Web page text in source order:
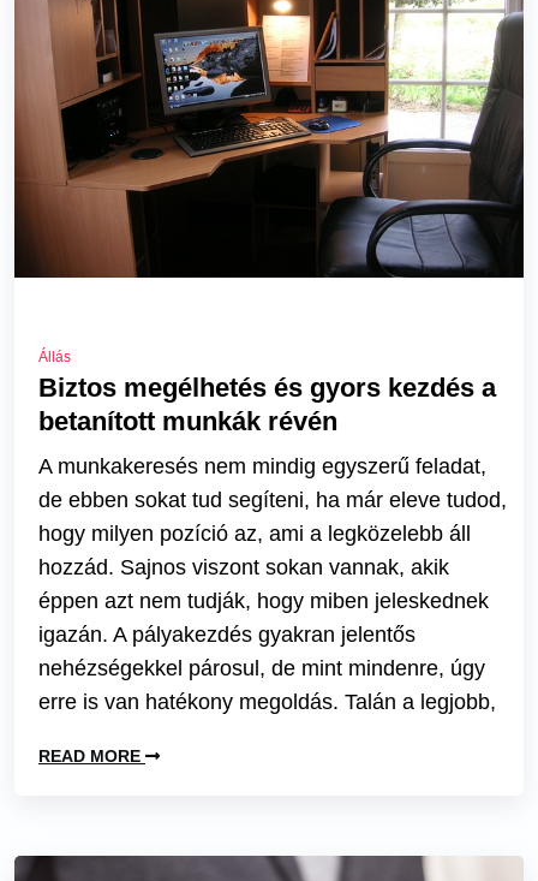
Állás
Biztos megélhetés és gyors kezdés a
betanított munkák révén
A munkakeresés nem mindig egyszerű feladat,
de ebben sokat tud segíteni, ha már eleve tudod,
hogy milyen pozíció az, ami a legközelebb áll
hozzád. Sajnos viszont sokan vannak, akik
éppen azt nem tudják, hogy miben jeleskednek
igazán. A pályakezdés gyakran jelentős
nehézségekkel párosul, de mint mindenre, úgy
erre is van hatékony megoldás. Talán a legjobb,
READ MORE